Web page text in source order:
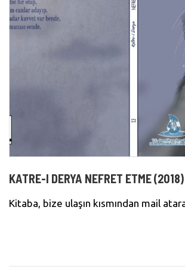
KATRE-I DERYA NEFRET ETME (2018)
Kitaba, bize ulaşın kısmından mail